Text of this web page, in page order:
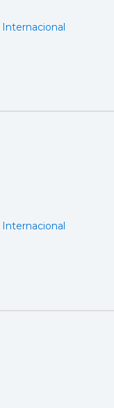
Internacional
Internacional